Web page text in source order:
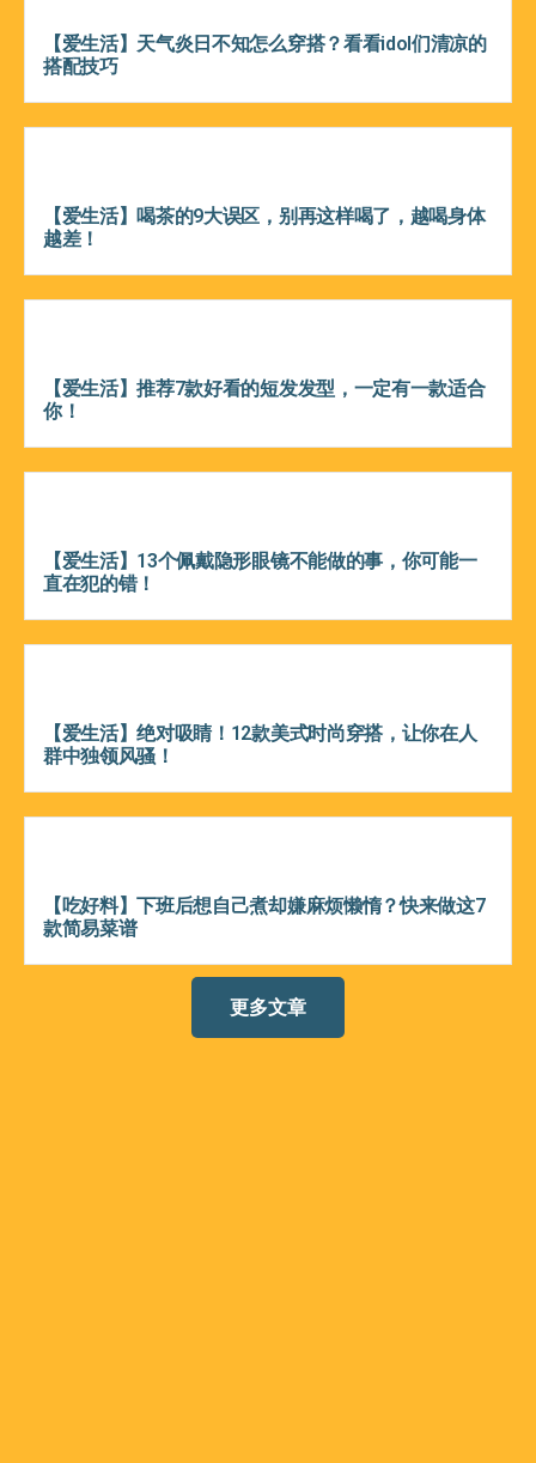
【爱生活】天气炎日不知怎么穿搭？看看idol们清凉的
搭配技巧
【爱生活】喝茶的9大误区，别再这样喝了，越喝身体
越差！
【爱生活】推荐7款好看的短发发型，一定有一款适合
你！
【爱生活】13个佩戴隐形眼镜不能做的事，你可能一
直在犯的错！
【爱生活】绝对吸睛！12款美式时尚穿搭，让你在人
群中独领风骚！
【吃好料】下班后想自己煮却嫌麻烦懒惰？快来做这7
款简易菜谱
更多文章